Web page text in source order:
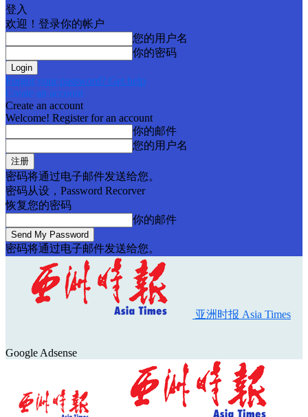
登入
欢迎！登录你的帐户
您的用户名
你的密码
Forgot your password? Get help
Create an account
Create an account
Welcome! Register for an account
你的邮件
您的用户名
密码将通过电子邮件发送给您。
密码从设，Password Recorver
恢复您的密码
你的邮件
密码将通过电子邮件发送给您。
亚洲时报 Asia Times
Google Adsense